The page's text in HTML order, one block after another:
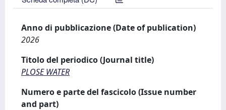
Anno di pubblicazione (Date of publication)
2026
Titolo del periodico (Journal title)
PLOSE WATER
Numero e parte del fascicolo (Issue number
and part)